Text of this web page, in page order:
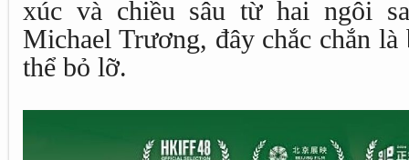
xúc và chiều sâu từ hai ngôi
Michael Trương, đây chắc chắn
thể bỏ lỡ.